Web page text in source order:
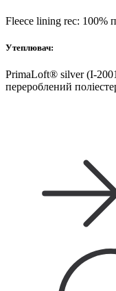
Fleece lining rec: 100%
Утеплювач:
PrimaLoft® silver (I-
перероблений